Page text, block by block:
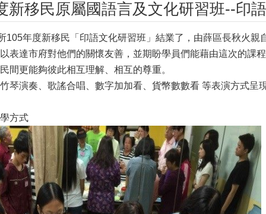
新移民原屬國語言及文化研習班--印
105年度新移民「印語文化研習班」結業了，由薛區長秋火
表達市府對他們的關懷友善，並期盼學員們能藉由這次的課
間更能夠彼此相互理解、相互的尊重。
琴演奏、歌謠合唱、數字加加看、貨幣數數看 等表演方式呈
方式